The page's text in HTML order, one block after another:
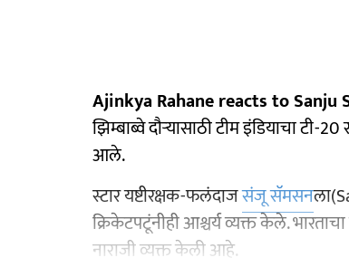
Ajinkya Rahane reacts to Sanju
झिम्बाब्वे दौऱ्यासाठी टीम इंडियाचा
आले.
स्टार यष्टीरक्षक-फलंदाजसंजू सॅमसन
क्रिकेटपटूंनीही आश्चर्य व्यक्त केले. भारताचा
नाराजी व्यक्त केली आहे.